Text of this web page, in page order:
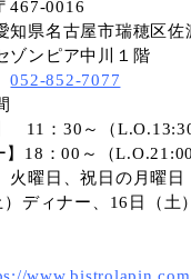
0016
屋市瑞穂区佐渡
ア中川１階
052-852-7077
：30～（L.O.13:30
18：00～（L.O.21:00
曜日、祝日の月曜日
ディナー、16日（土